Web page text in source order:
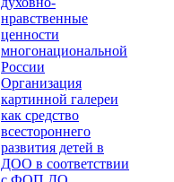
нравственные
ценности
многонациональной
России
Организация
картинной галереи
как средство
всестороннего
развития детей в
ДОО в соответствии